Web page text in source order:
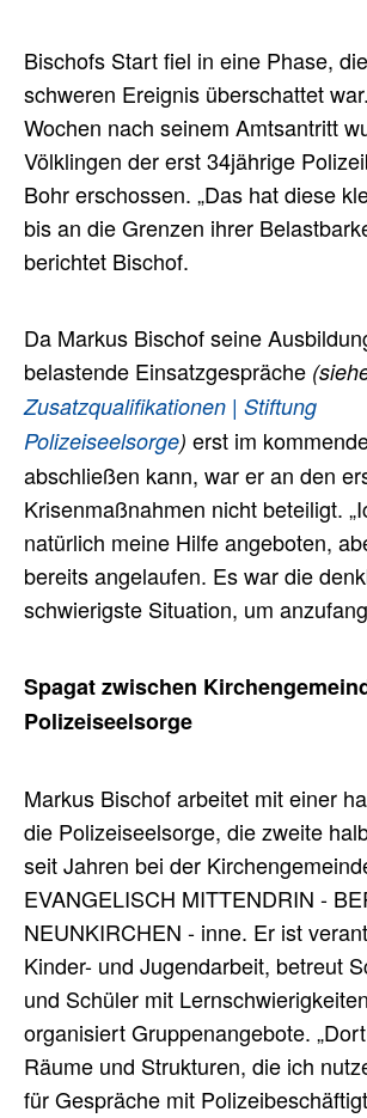
Bischofs Start fiel in eine Phase,
schweren Ereignis überschattet
Wochen nach seinem Amtsantritt
Völklingen der erst 34jährige
Bohr erschossen. „Das hat diese
bis an die Grenzen ihrer
berichtet Bischof.
Da Markus Bischof seine
belastende Einsatzgespräche
Zusatzqualifikationen | Stiftung
Polizeiseelsorge) erst im
abschließen kann, war er an den
Krisenmaßnahmen nicht beteiligt.
natürlich meine Hilfe angeboten,
bereits angelaufen. Es war die
schwierigste Situation, um
Spagat zwischen
Polizeiseelsorge
Markus Bischof arbeitet mit einer
die Polizeiseelsorge, die zweite
seit Jahren bei der
EVANGELISCH MITTENDRIN -
NEUNKIRCHEN - inne. Er ist
Kinder- und Jugendarbeit, betreut
und Schüler mit
organisiert Gruppenangebote.
Räume und Strukturen, die ich
für Gespräche mit